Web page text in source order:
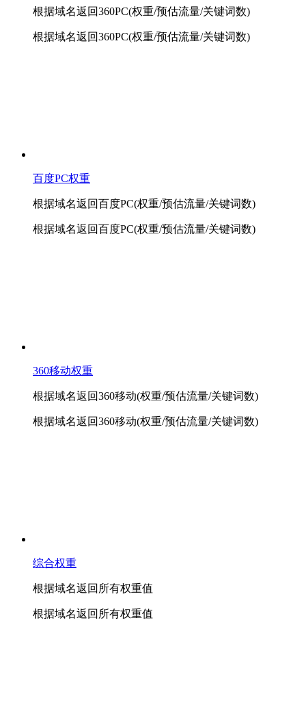
根据域名返回360PC(权重/预估流量/关键词数)
根据域名返回360PC(权重/预估流量/关键词数)
百度PC权重
根据域名返回百度PC(权重/预估流量/关键词数)
根据域名返回百度PC(权重/预估流量/关键词数)
360移动权重
根据域名返回360移动(权重/预估流量/关键词数)
根据域名返回360移动(权重/预估流量/关键词数)
综合权重
根据域名返回所有权重值
根据域名返回所有权重值